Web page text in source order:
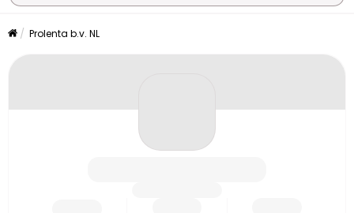
Prolenta b.v. NL